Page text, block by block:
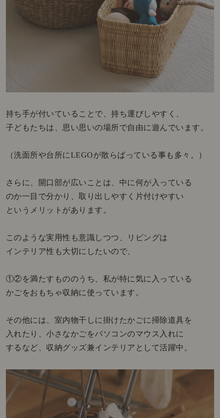
持ち手が付いていることで、持ち運びしやすく、
子どもたちは、思い思いの場所で自由に遊んでいます。
（洗面所や台所にLEGOが散らばっている事も多々。）
さらに、開口部が広いことは、中に何が入っている
のか一目で分かり、取り出しやすく片付けやすい
というメリットがあります。
このような実用性も意識しつつ、リビングは
インテリア性も大切にしたいので、
①②を満たすもののうち、私が特に気に入っている
かごをおもちゃ収納に使っています。
その他には、室内物干しに掛けたかごに掃除道具を
入れたり、小さなかごをパソコンのマウス入れに
するなど、収納グッズ兼インテリアとして活躍中。